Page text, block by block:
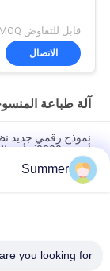
الاتصال
آلة طباعة
أجهزة i3200 رأس الطباعة CMYK أو CMYKGRBK
الرقمية 3200mm
كل شيء في واحد
Summer
you looking for?